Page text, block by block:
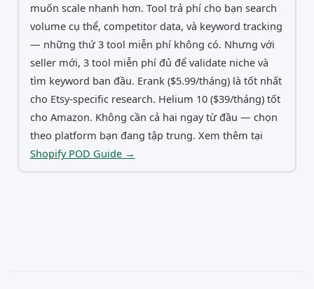
muốn scale nhanh hơn. Tool trả phí cho bạn search
volume cụ thể, competitor data, và keyword tracking
— những thứ 3 tool miễn phí không có. Nhưng với
seller mới, 3 tool miễn phí đủ để validate niche và
tìm keyword ban đầu. Erank ($5.99/tháng) là tốt nhất
cho Etsy-specific research. Helium 10 ($39/tháng) tốt
cho Amazon. Không cần cả hai ngay từ đầu — chọn
theo platform bạn đang tập trung. Xem thêm tại
Shopify POD Guide →